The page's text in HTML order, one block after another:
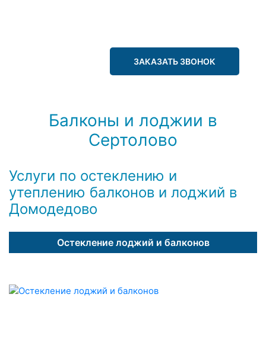
ЗАКАЗАТЬ ЗВОНОК
Балконы и лоджии в
Сертолово
Услуги по остеклению и
утеплению балконов и лоджий в
Домодедово
Остекление лоджий и балконов